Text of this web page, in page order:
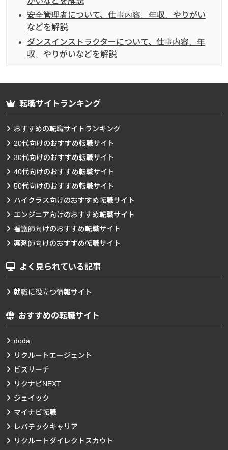
安全管理者について、仕事内容、年収、やりがい
などを解説
ダンスインストラクターについて、仕事内容、年
収、やりがいなどを解説
転職サイトランキング
おすすめの転職サイトランキング
20代向けのおすすめ転職サイト
30代向けのおすすめ転職サイト
40代向けのおすすめ転職サイト
50代向けのおすすめ転職サイト
ハイクラス向けのおすすめ転職サイト
エンジニア向けのおすすめ転職サイト
看護師向けのおすすめ転職サイト
薬剤師向けのおすすめ転職サイト
よく見られている記事
就職に役立つ情報サイト
おすすめの転職サイト
doda
リクルートエージェント
ビズリーチ
リクナビNEXT
ジェイック
マイナビ転職
レバテックキャリア
リクルートダイレクトスカウト